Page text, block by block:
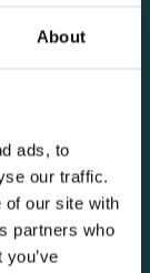
About
ads, to
our traffic.
of our site with
partners who